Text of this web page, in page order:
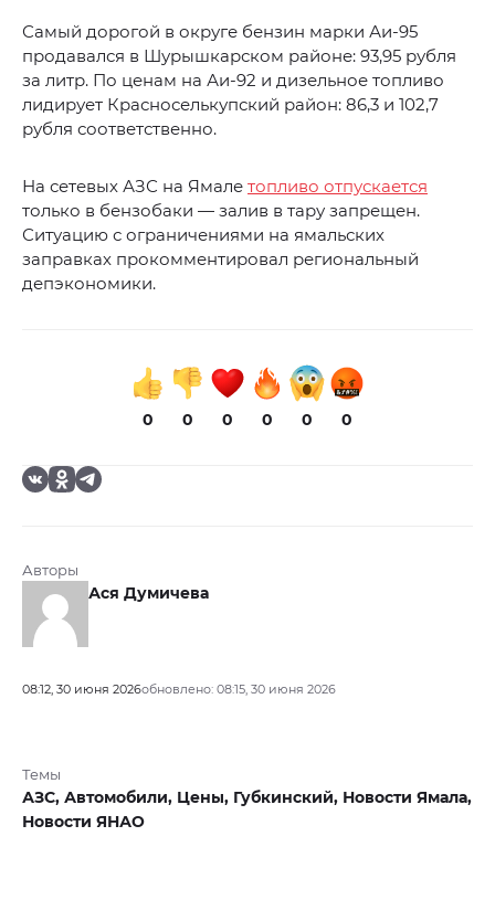
Самый дорогой в округе бензин марки Аи-95
продавался в Шурышкарском районе: 93,95 рубля
за литр. По ценам на Аи-92 и дизельное топливо
лидирует Красноселькупский район: 86,3 и 102,7
рубля соответственно.
На сетевых АЗС на Ямале топливо отпускается
только в бензобаки — залив в тару запрещен.
Ситуацию с ограничениями на ямальских
заправках прокомментировал региональный
депэкономики.
0 0 0 0 0 0
Авторы
Ася Думичева
08:12, 30 июня 2026обновлено: 08:15, 30 июня 2026
Темы
АЗС, Автомобили, Цены, Губкинский, Новости Ямала,
Новости ЯНАО